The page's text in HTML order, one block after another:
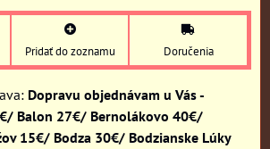
Pridať do zoznamu Doručenia
Dopravu objednávam u Vás -
Balon 27€/ Bernolákovo 40€/
15€/ Bodza 30€/ Bodzianske Lúky